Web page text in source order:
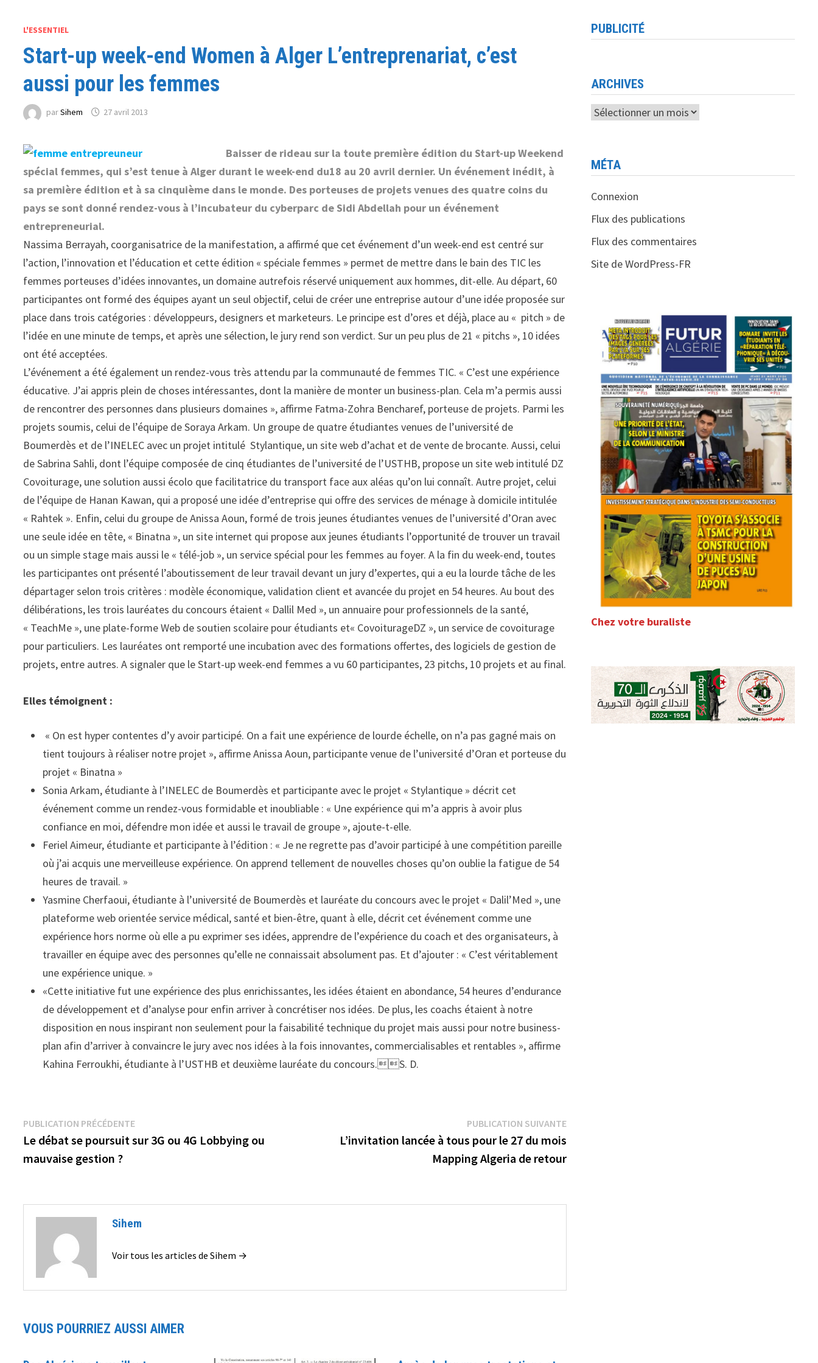
L'ESSENTIEL
Start-up week-end Women à Alger L’entreprenariat, c’est
aussi pour les femmes
parSihem 27 avril 2013
Baisser de rideau sur la toute première édition du Start-up Weekend
spécial femmes, qui s’est tenue à Alger durant le week-end du18 au 20 avril dernier. Un événement inédit, à
sa première édition et à sa cinquième dans le monde. Des porteuses de projets venues des quatre coins du
pays se sont donné rendez-vous à l’incubateur du cyberparc de Sidi Abdellah pour un événement
entrepreneurial.
Nassima Berrayah, coorganisatrice de la manifestation, a affirmé que cet événement d’un week-end est centré sur
l’action, l’innovation et l’éducation et cette édition « spéciale femmes » permet de mettre dans le bain des TIC les
femmes porteuses d’idées innovantes, un domaine autrefois réservé uniquement aux hommes, dit-elle. Au départ, 60
participantes ont formé des équipes ayant un seul objectif, celui de créer une entreprise autour d’une idée proposée sur
place dans trois catégories : développeurs, designers et marketeurs. Le principe est d’ores et déjà, place au « pitch » de
l’idée en une minute de temps, et après une sélection, le jury rend son verdict. Sur un peu plus de 21 « pitchs », 10 idées
ont été acceptées.
L’événement a été également un rendez-vous très attendu par la communauté de femmes TIC. « C’est une expérience
éducative. J’ai appris plein de choses intéressantes, dont la manière de monter un business-plan. Cela m’a permis aussi
de rencontrer des personnes dans plusieurs domaines », affirme Fatma-Zohra Bencharef, porteuse de projets. Parmi les
projets soumis, celui de l’équipe de Soraya Arkam. Un groupe de quatre étudiantes venues de l’université de
Boumerdès et de l’INELEC avec un projet intitulé Stylantique, un site web d’achat et de vente de brocante. Aussi, celui
de Sabrina Sahli, dont l’équipe composée de cinq étudiantes de l’université de l’USTHB, propose un site web intitulé DZ
Covoiturage, une solution aussi écolo que facilitatrice du transport face aux aléas qu’on lui connaît. Autre projet, celui
de l’équipe de Hanan Kawan, qui a proposé une idée d’entreprise qui offre des services de ménage à domicile intitulée
« Rahtek ». Enfin, celui du groupe de Anissa Aoun, formé de trois jeunes étudiantes venues de l’université d’Oran avec
une seule idée en tête, « Binatna », un site internet qui propose aux jeunes étudiants l’opportunité de trouver un travail
ou un simple stage mais aussi le « télé-job », un service spécial pour les femmes au foyer. A la fin du week-end, toutes
les participantes ont présenté l’aboutissement de leur travail devant un jury d’expertes, qui a eu la lourde tâche de les
départager selon trois critères : modèle économique, validation client et avancée du projet en 54 heures. Au bout des
délibérations, les trois lauréates du concours étaient « Dallil Med », un annuaire pour professionnels de la santé,
« TeachMe », une plate-forme Web de soutien scolaire pour étudiants et« CovoiturageDZ », un service de covoiturage
pour particuliers. Les lauréates ont remporté une incubation avec des formations offertes, des logiciels de gestion de
projets, entre autres. A signaler que le Start-up week-end femmes a vu 60 participantes, 23 pitchs, 10 projets et au final.
Elles témoignent :
« On est hyper contentes d’y avoir participé. On a fait une expérience de lourde échelle, on n’a pas gagné mais on
tient toujours à réaliser notre projet », affirme Anissa Aoun, participante venue de l’université d’Oran et porteuse du
projet « Binatna »
Sonia Arkam, étudiante à l’INELEC de Boumerdès et participante avec le projet « Stylantique » décrit cet
événement comme un rendez-vous formidable et inoubliable : « Une expérience qui m’a appris à avoir plus
confiance en moi, défendre mon idée et aussi le travail de groupe », ajoute-t-elle.
Feriel Aimeur, étudiante et participante à l’édition : « Je ne regrette pas d’avoir participé à une compétition pareille
où j’ai acquis une merveilleuse expérience. On apprend tellement de nouvelles choses qu’on oublie la fatigue de 54
heures de travail. »
Yasmine Cherfaoui, étudiante à l’université de Boumerdès et lauréate du concours avec le projet « Dalil’Med », une
plateforme web orientée service médical, santé et bien-être, quant à elle, décrit cet événement comme une
expérience hors norme où elle a pu exprimer ses idées, apprendre de l’expérience du coach et des organisateurs, à
travailler en équipe avec des personnes qu’elle ne connaissait absolument pas. Et d’ajouter : « C’est véritablement
une expérience unique. »
«Cette initiative fut une expérience des plus enrichissantes, les idées étaient en abondance, 54 heures d’endurance
de développement et d’analyse pour enfin arriver à concrétiser nos idées. De plus, les coachs étaient à notre
disposition en nous inspirant non seulement pour la faisabilité technique du projet mais aussi pour notre business-
plan afin d’arriver à convaincre le jury avec nos idées à la fois innovantes, commercialisables et rentables », affirme
Kahina Ferroukhi, étudiante à l’USTHB et deuxième lauréate du concours.S. D.
Navigation
de
l’article
PUBLICATION PRÉCÉDENTEPublication
précédente :
Le débat se poursuit sur 3G ou 4G Lobbying ou
mauvaise gestion ?
PUBLICATION SUIVANTEPublication
suivante :
L’invitation lancée à tous pour le 27 du mois
Mapping Algeria de retour
Sihem
Voir tous les articles de Sihem →
VOUS POURRIEZ AUSSI AIMER
PUBLICITÉ
ARCHIVES
Archives
MÉTA
Connexion
Flux des publications
Flux des commentaires
Site de WordPress-FR
Chez votre buraliste